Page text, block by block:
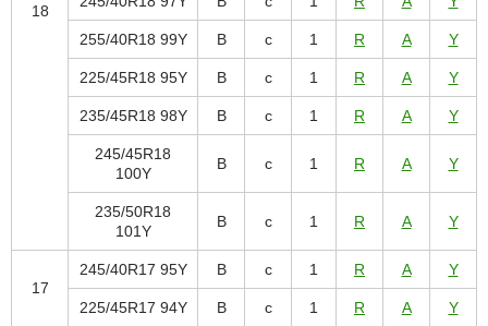
18
255/40R18 99Y B c 1 R A Y
225/45R18 95Y B c 1 R A Y
235/45R18 98Y B c 1 R A Y
245/45R18
100Y
B c 1 R A Y
235/50R18
101Y
B c 1 R A Y
17
245/40R17 95Y B c 1 R A Y
225/45R17 94Y B c 1 R A Y